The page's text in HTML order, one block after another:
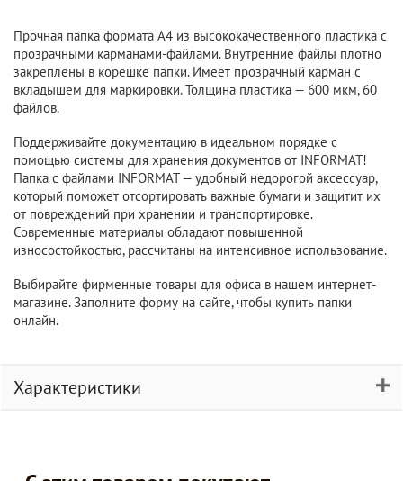
Прочная папка формата A4 из высококачественного пластика с
прозрачными карманами-файлами. Внутренние файлы плотно
закреплены в корешке папки. Имеет прозрачный карман с
вкладышем для маркировки. Толщина пластика — 600 мкм, 60
файлов.
Поддерживайте документацию в идеальном порядке с
помощью системы для хранения документов от INFORMAT!
Папка с файлами INFORMAT — удобный недорогой аксессуар,
который поможет отсортировать важные бумаги и защитит их
от повреждений при хранении и транспортировке.
Современные материалы обладают повышенной
износостойкостью, рассчитаны на интенсивное использование.
Выбирайте фирменные товары для офиса в нашем интернет-
магазине. Заполните форму на сайте, чтобы купить папки
онлайн.
Характеристики